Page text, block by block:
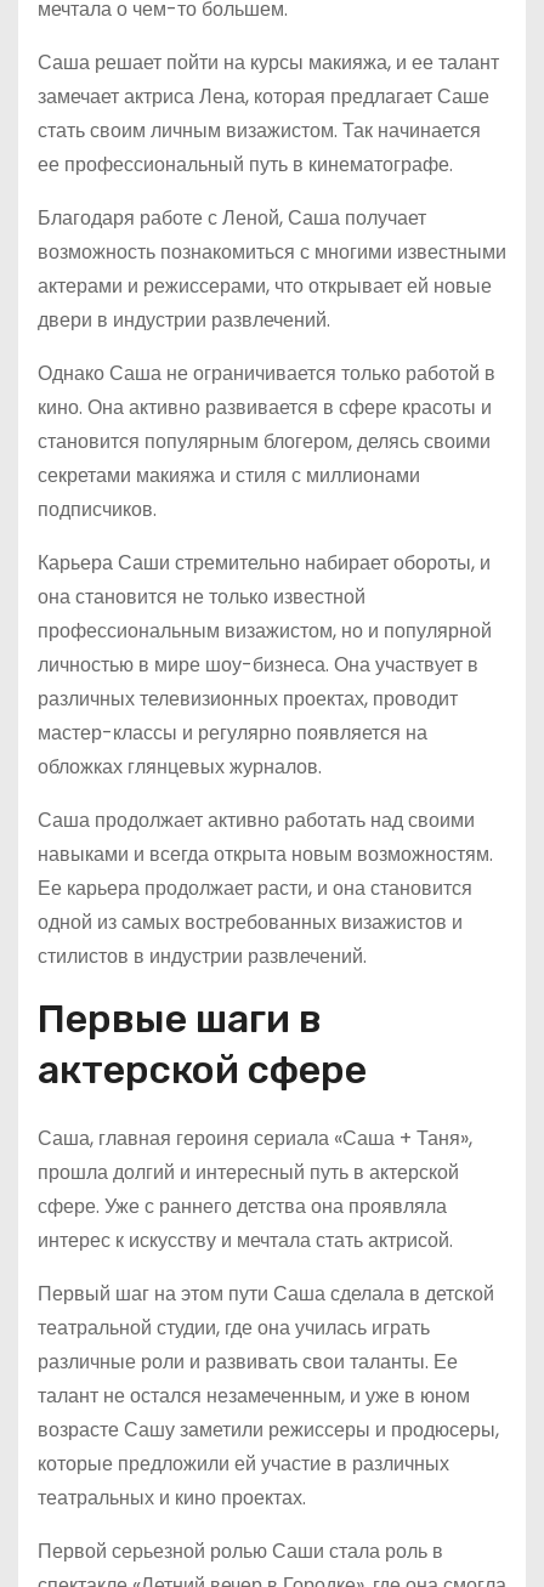
мечтала о чем-то большем.
Саша решает пойти на курсы макияжа, и ее талант
замечает актриса Лена, которая предлагает Саше
стать своим личным визажистом. Так начинается
ее профессиональный путь в кинематографе.
Благодаря работе с Леной, Саша получает
возможность познакомиться с многими известными
актерами и режиссерами, что открывает ей новые
двери в индустрии развлечений.
Однако Саша не ограничивается только работой в
кино. Она активно развивается в сфере красоты и
становится популярным блогером, делясь своими
секретами макияжа и стиля с миллионами
подписчиков.
Карьера Саши стремительно набирает обороты, и
она становится не только известной
профессиональным визажистом, но и популярной
личностью в мире шоу-бизнеса. Она участвует в
различных телевизионных проектах, проводит
мастер-классы и регулярно появляется на
обложках глянцевых журналов.
Саша продолжает активно работать над своими
навыками и всегда открыта новым возможностям.
Ее карьера продолжает расти, и она становится
одной из самых востребованных визажистов и
стилистов в индустрии развлечений.
Первые шаги в
актерской сфере
Саша, главная героиня сериала «Саша + Таня»,
прошла долгий и интересный путь в актерской
сфере. Уже с раннего детства она проявляла
интерес к искусству и мечтала стать актрисой.
Первый шаг на этом пути Саша сделала в детской
театральной студии, где она училась играть
различные роли и развивать свои таланты. Ее
талант не остался незамеченным, и уже в юном
возрасте Сашу заметили режиссеры и продюсеры,
которые предложили ей участие в различных
театральных и кино проектах.
Первой серьезной ролью Саши стала роль в